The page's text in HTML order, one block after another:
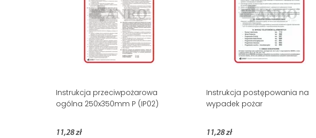
Instrukcja przeciwpożarowa
ogólna 250x350mm P (IP02)
11,28 zł
Instrukcja postępowania na
wypadek pożar
11,28 zł